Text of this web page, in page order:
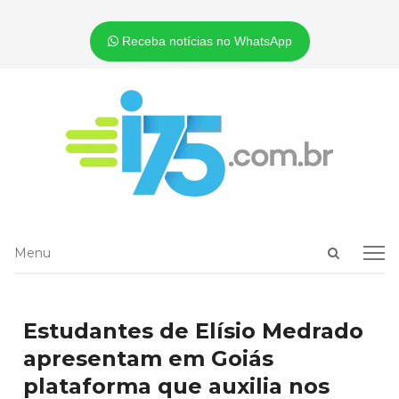
Receba notícias no WhatsApp
Open
Menu
Menu
Estudantes de Elísio Medrado
apresentam em Goiás
plataforma que auxilia nos